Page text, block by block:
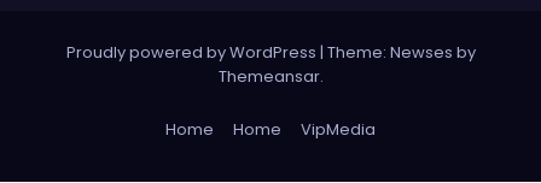
Proudly powered by WordPress | Theme: Newses by
Themeansar.
Home Home VipMedia